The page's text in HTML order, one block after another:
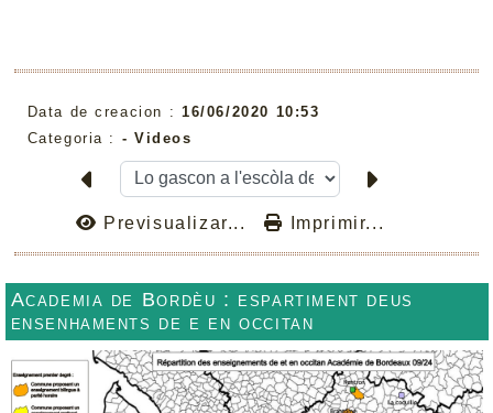
Data de creacion : 16/06/2020 10:53
Categoria : - Videos
Previsualizar... Imprimir...
Academia de Bordèu : espartiment deus
ensenhaments de e en occitan